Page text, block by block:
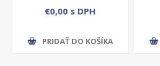
€0,00 s DPH
PRIDAŤ DO KOŠÍKA